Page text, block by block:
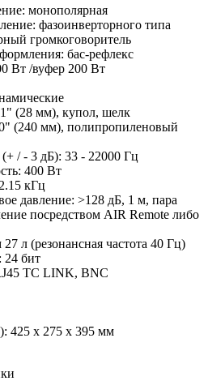
монополярная
фазоинверторного типа
громкоговоритель
бас-рефлекс
Вт /вуфер 200 Вт
(28 мм), купол, шелк
(240 мм), полипропиленовый
/ - 3 дБ): 33 - 22000 Гц
400 Вт
кГц
давление: >128 дБ, 1 м, пара
посредством AIR Remote либо
л (резонансная частота 40 Гц)
24 бит
TC LINK, BNC
425 x 275 x 395 мм